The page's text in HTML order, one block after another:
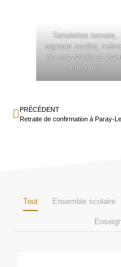
Tartelettes tomate,
oignons confits,
de mozzarella et
citronné
PRÉCÉDENT
Tout Ensemble scolaire